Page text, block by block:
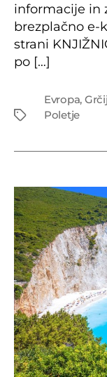
informacije in
brezplačno e-
strani
po […]
Evropa,
Poletje